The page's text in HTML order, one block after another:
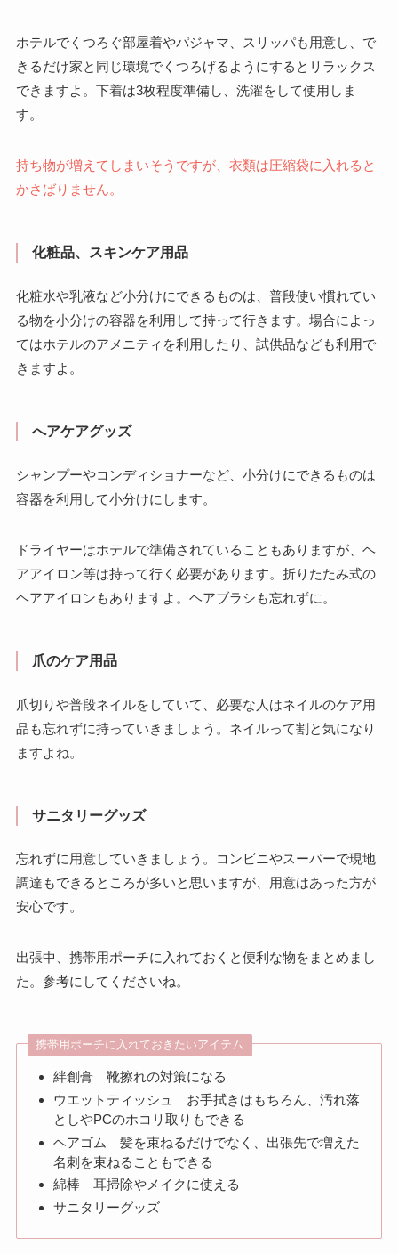
ホテルでくつろぐ部屋着やパジャマ、スリッパも用意し、で
きるだけ家と同じ環境でくつろげるようにするとリラックス
できますよ。下着は3枚程度準備し、洗濯をして使用しま
す。
持ち物が増えてしまいそうですが、衣類は圧縮袋に入れると
かさばりません。
化粧品、スキンケア用品
化粧水や乳液など小分けにできるものは、普段使い慣れてい
る物を小分けの容器を利用して持って行きます。場合によっ
てはホテルのアメニティを利用したり、試供品なども利用で
きますよ。
へアケアグッズ
シャンプーやコンディショナーなど、小分けにできるものは
容器を利用して小分けにします。
ドライヤーはホテルで準備されていることもありますが、ヘ
アアイロン等は持って行く必要があります。折りたたみ式の
ヘアアイロンもありますよ。ヘアブラシも忘れずに。
爪のケア用品
爪切りや普段ネイルをしていて、必要な人はネイルのケア用
品も忘れずに持っていきましょう。ネイルって割と気になり
ますよね。
サニタリーグッズ
忘れずに用意していきましょう。コンビニやスーパーで現地
調達もできるところが多いと思いますが、用意はあった方が
安心です。
出張中、携帯用ポーチに入れておくと便利な物をまとめまし
た。参考にしてくださいね。
携帯用ポーチに入れておきたいアイテム
絆創膏 靴擦れの対策になる
ウエットティッシュ お手拭きはもちろん、汚れ落
としやPCのホコリ取りもできる
ヘアゴム 髪を束ねるだけでなく、出張先で増えた
名刺を束ねることもできる
綿棒 耳掃除やメイクに使える
サニタリーグッズ